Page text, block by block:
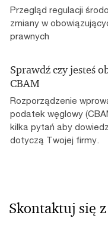
Przegląd regulacji
zmiany w
prawnych
Sprawdź czy jesteś
CBAM
Rozporządzenie
podatek węglowy
kilka pytań aby
dotyczą Twojej firmy.
Skontaktuj się